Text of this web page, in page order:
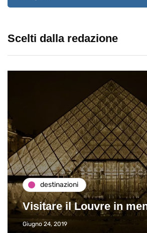
Scelti dalla redazione
destinazioni
Visitare il Louvre in
Giugno 24, 2019